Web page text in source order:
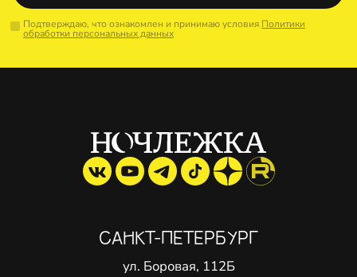
Подтверждаю, что ознакомлен и принимаю условия Политики
обработки персональных данных
САНКТ-ПЕТЕРБУРГ
ул. Боровая, 112Б